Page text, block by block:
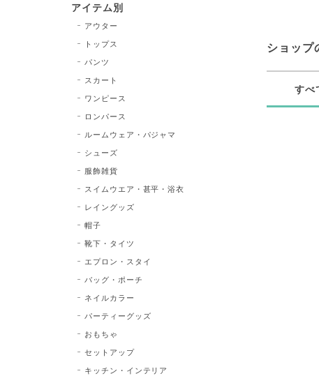
ショップ
すべ
アイテム別
アウター
トップス
パンツ
スカート
ワンピース
ロンパース
ルームウェア・パジャマ
シューズ
服飾雑貨
スイムウエア・甚平・浴衣
レイングッズ
帽子
靴下・タイツ
エプロン・スタイ
バッグ・ポーチ
ネイルカラー
パーティーグッズ
おもちゃ
セットアップ
キッチン・インテリア